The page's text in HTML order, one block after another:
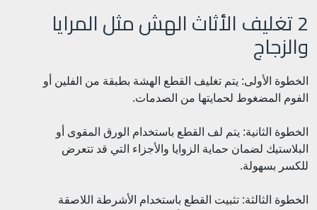
2 تغليف الأثاث الهش مثل المرايا
والزجاج
الخطوة الأولى: يتم تغليف القطع الهشة بطبقة من الفلين أو
الفوم المضغوط لحمايتها من الصدمات.
الخطوة الثانية: يتم لف القطع باستخدام الورق المقوى أو
البلاستيك لضمان حماية الزوايا والأجزاء التي قد تتعرض
للكسر بسهولة.
الخطوة الثالثة: تثبيت القطع باستخدام الأشرطة اللاصقة